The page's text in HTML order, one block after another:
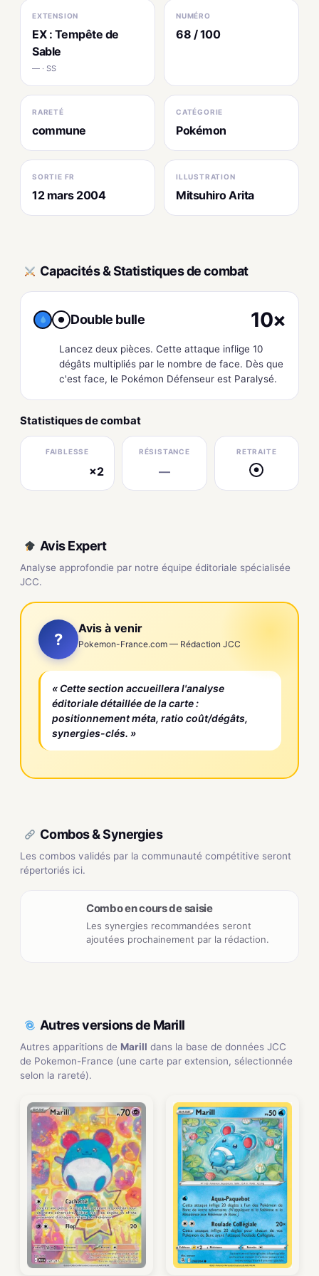
EXTENSION
EX : Tempête de
Sable
— · SS
NUMÉRO
68 / 100
RARETÉ
commune
CATÉGORIE
Pokémon
SORTIE FR
12 mars 2004
ILLUSTRATION
Mitsuhiro Arita
Capacités & Statistiques de combat
● Double bulle 10×
Lancez deux pièces. Cette attaque inflige 10
dégâts multipliés par le nombre de face. Dès que
c'est face, le Pokémon Défenseur est Paralysé.
Statistiques de combat
FAIBLESSE
×2
RÉSISTANCE
—
RETRAITE
●
Avis Expert
Analyse approfondie par notre équipe éditoriale spécialisée
JCC.
?
Avis à venir
Pokemon-France.com — Rédaction JCC
« Cette section accueillera l'analyse
éditoriale détaillée de la carte :
positionnement méta, ratio coût/dégâts,
synergies-clés. »
Combos & Synergies
Les combos validés par la communauté compétitive seront
répertoriés ici.
Combo en cours de saisie
Les synergies recommandées seront
ajoutées prochainement par la rédaction.
Autres versions de Marill
Autres apparitions de Marill dans la base de données JCC
de Pokemon-France (une carte par extension, sélectionnée
selon la rareté).